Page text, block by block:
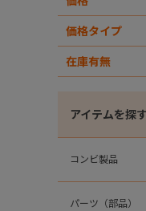
価格タイプ
在庫有無
アイテムを探す
コンビ製品
パーツ（部品）